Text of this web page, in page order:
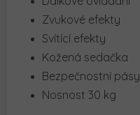
Zvukové efekty
Svítící efekty
Kožená sedačka
Bezpečnostní pásy
Nosnost 30 kg